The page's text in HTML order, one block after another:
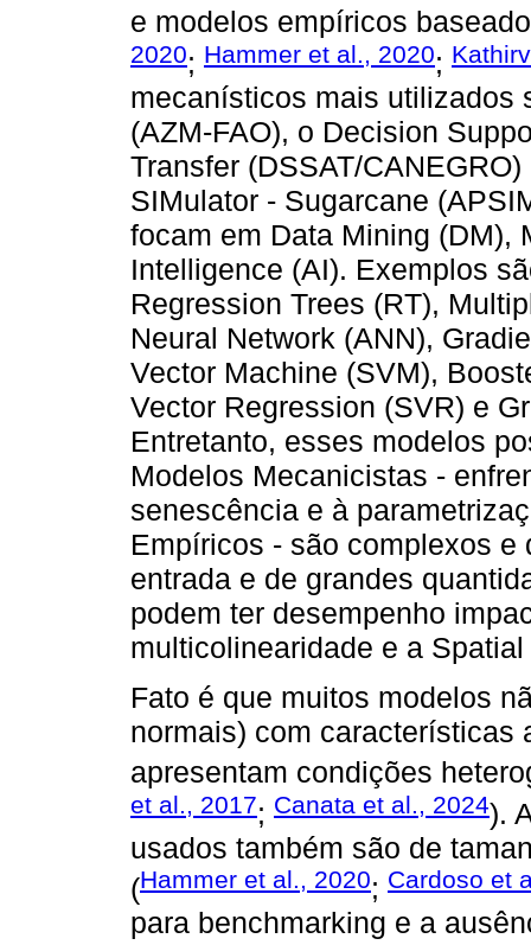
e modelos empíricos
2020; Hammer et al., 2020;
mecanísticos mais utilizados
(AZM-FAO), o Decision
Transfer (DSSAT/
SIMulator - Sugarcane
focam em Data Mining (DM),
Intelligence (AI). Exemplos
Regression Trees (RT),
Neural Network (ANN),
Vector Machine (SVM),
Vector Regression (SVR) e
Entretanto, esses modelos
Modelos Mecanicistas -
senescência e à
Empíricos - são complexos
entrada e de grandes
podem ter desempenho
multicolinearidade e a
Fato é que muitos modelos
normais) com características
apresentam condições
et al., 2017; Canata et al., 2024).
usados também são de
(Hammer et al., 2020; Cardoso et
para benchmarking e a